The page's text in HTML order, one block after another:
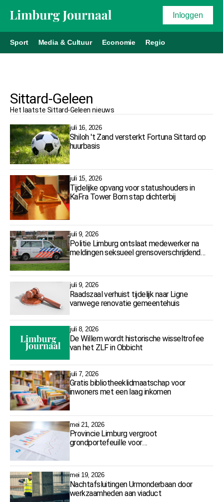
Inloggen
Sport Media & Cultuur Economie Regio
Sittard-Geleen
Het laatste Sittard-Geleen nieuws
juli 16, 2026
Shiloh 't Zand versterkt Fortuna Sittard op
huurbasis
juli 15, 2026
Tijdelijke opvang voor statushouders in
KaFra Tower Born stap dichterbij
juli 9, 2026
Politie Limburg ontslaat medewerker na
meldingen seksueel grensoverschrijdend
juli 9, 2026
Raadszaal verhuist tijdelijk naar Ligne
vanwege renovatie gemeentehuis
juli 8, 2026
De Willem wordt historische wisseltrofee
van het ZLF in Obbicht
juli 7, 2026
Gratis bibliotheeklidmaatschap voor
inwoners met een laag inkomen
mei 21, 2026
Provincie Limburg vergroot
grondportefeuille voor
mei 19, 2026
Nachtafsluitingen Urmonderbaan door
werkzaamheden aan viaduct